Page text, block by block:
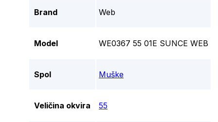
Brand Web
Model WE0367 55 01E SUNCE WEB
Spol Muške
Veličina okvira 55